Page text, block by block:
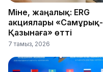
Міне, жаңалық: ERG
акциялары «Самұрық-
Қазынаға» өтті
7 тамыз, 2026